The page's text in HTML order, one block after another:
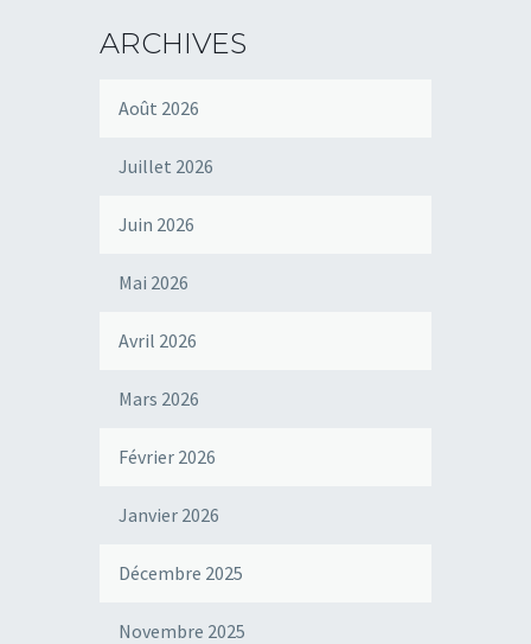
ARCHIVES
Août 2026
Juillet 2026
Juin 2026
Mai 2026
Avril 2026
Mars 2026
Février 2026
Janvier 2026
Décembre 2025
Novembre 2025